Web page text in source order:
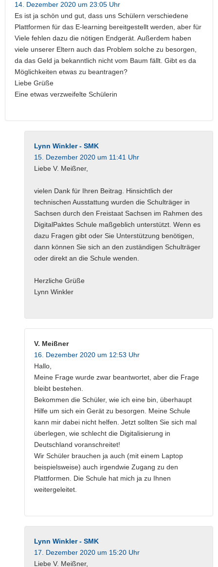
14. Dezember 2020 um 23:05 Uhr
Es ist ja schön und gut, dass uns Schülern verschiedene
Plattformen für das E-learning bereitgestellt werden, aber für
Viele fehlen dazu die nötigen Endgerät. Außerdem haben
viele unserer Eltern auch das Problem solche zu besorgen,
da das Geld ja bekanntlich nicht vom Baum fällt. Gibt es da
Möglichkeiten etwas zu beantragen?
Liebe Grüße
Eine etwas verzweifelte Schülerin
Lynn Winkler - SMK
15. Dezember 2020 um 11:41 Uhr
Liebe V. Meißner,
vielen Dank für Ihren Beitrag. Hinsichtlich der
technischen Ausstattung wurden die Schulträger in
Sachsen durch den Freistaat Sachsen im Rahmen des
DigitalPaktes Schule maßgeblich unterstützt. Wenn es
dazu Fragen gibt oder Sie Unterstützung benötigen,
dann können Sie sich an den zuständigen Schulträger
oder direkt an die Schule wenden.
Herzliche Grüße
Lynn Winkler
V. Meißner
16. Dezember 2020 um 12:53 Uhr
Hallo,
Meine Frage wurde zwar beantwortet, aber die Frage
bleibt bestehen.
Bekommen die Schüler, wie ich eine bin, überhaupt
Hilfe um sich ein Gerät zu besorgen. Meine Schule
kann mir dabei nicht helfen. Jetzt sollten Sie sich mal
überlegen, wie schlecht die Digitalisierung in
Deutschland voranschreitet!
Wir Schüler brauchen ja auch (mit einem Laptop
beispielsweise) auch irgendwie Zugang zu den
Plattformen. Die Schule hat mich ja zu Ihnen
weitergeleitet.
Lynn Winkler - SMK
17. Dezember 2020 um 15:20 Uhr
Liebe V. Meißner,